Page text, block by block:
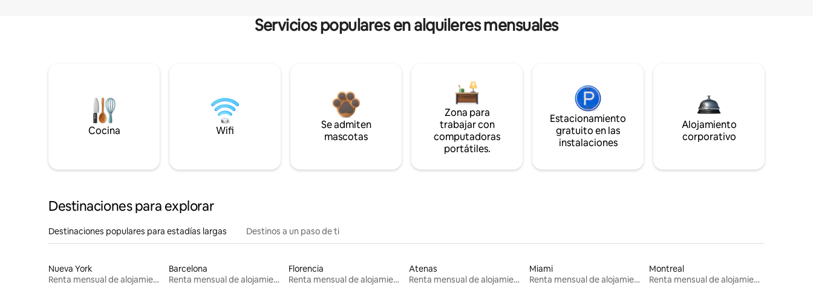
Servicios populares en alquileres mensuales
Cocina Wifi
Se admiten
mascotas
Zona para
trabajar con
computadoras
portátiles.
Estacionamiento
gratuito en las
instalaciones
Alojamiento
corporativo
Destinaciones para explorar
Destinaciones populares para estadías largas Destinos a un paso de ti
Nueva York
Renta mensual de alojamientos
Barcelona
Renta mensual de alojamientos
Florencia
Renta mensual de alojamientos
Atenas
Renta mensual de alojamientos
Miami
Renta mensual de alojamientos
Montreal
Renta mensual de alojamientos